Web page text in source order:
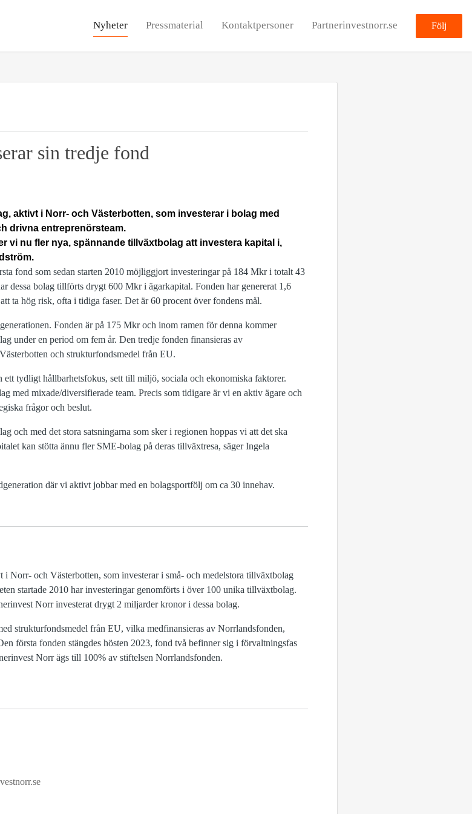
Nyheter Pressmaterial Kontaktpersoner Partnerinvestnorr.se Följ
sin tredje fond
aktivt i Norr- och Västerbotten, som investerar i bolag med
drivna entreprenörsteam.
vi nu fler nya, spännande tillväxtbolag att investera kapital i,
fond som sedan starten 2010 möjliggjort investeringar på 184 Mkr i totalt 43
dessa bolag tillförts drygt 600 Mkr i ägarkapital. Fonden har genererat 1,6
ta hög risk, ofta i tidiga faser. Det är 60 procent över fondens mål.
Fonden är på 175 Mkr och inom ramen för denna kommer
under en period om fem år. Den tredje fonden finansieras av
och strukturfondsmedel från EU.
tydligt hållbarhetsfokus, sett till miljö, sociala och ekonomiska faktorer.
med mixade/diversifierade team. Precis som tidigare är vi en aktiv ägare och
frågor och beslut.
och med det stora satsningarna som sker i regionen hoppas vi att det ska
kan stötta ännu fler SME-bolag på deras tillväxtresa, säger Ingela
där vi aktivt jobbar med en bolagsportfölj om ca 30 innehav.
Norr- och Västerbotten, som investerar i små- och medelstora tillväxtbolag
startade 2010 har investeringar genomförts i över 100 unika tillväxtbolag.
Norr investerat drygt 2 miljarder kronor i dessa bolag.
strukturfondsmedel från EU, vilka medfinansieras av Norrlandsfonden,
första fonden stängdes hösten 2023, fond två befinner sig i förvaltningsfas
Norr ägs till 100% av stiftelsen Norrlandsfonden.